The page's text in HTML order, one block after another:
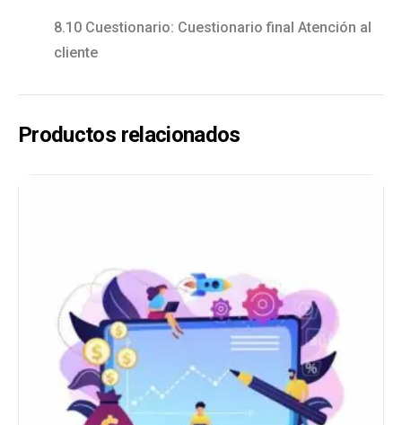
8.10 Cuestionario: Cuestionario final Atención al
cliente
Productos relacionados